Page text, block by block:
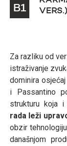
B1
VERS.)
Za razliku od
istraživanje
dominira
i Passantino
strukturu koja
rada leži
obzir
današnjom